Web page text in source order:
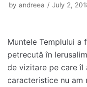
by andreea July 2,
Muntele Templului
petrecută în
de vizitare pe care îl
caracteristice nu am